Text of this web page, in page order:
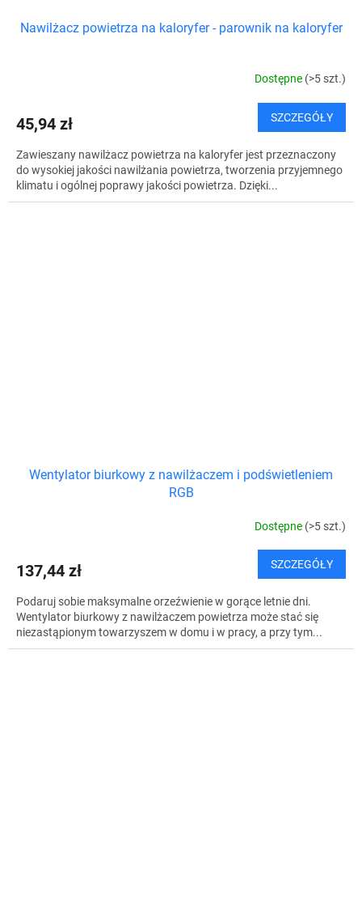
Nawilżacz powietrza na kaloryfer - parownik na kaloryfer
Dostępne (>5 szt.)
45,94 zł SZCZEGÓŁY
Zawieszany nawilżacz powietrza na kaloryfer jest przeznaczony
do wysokiej jakości nawilżania powietrza, tworzenia przyjemnego
klimatu i ogólnej poprawy jakości powietrza. Dzięki...
Wentylator biurkowy z nawilżaczem i podświetleniem
RGB
Dostępne (>5 szt.)
137,44 zł SZCZEGÓŁY
Podaruj sobie maksymalne orzeźwienie w gorące letnie dni.
Wentylator biurkowy z nawilżaczem powietrza może stać się
niezastąpionym towarzyszem w domu i w pracy, a przy tym...